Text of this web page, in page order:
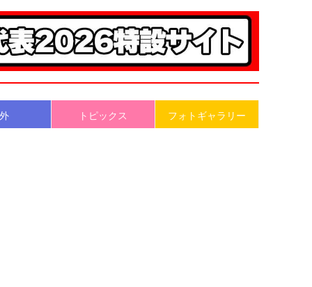
トピックス フォトギャラリー